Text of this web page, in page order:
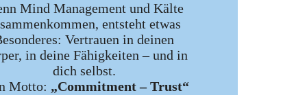
Mind Management und Kälte
entsteht etwas
Vertrauen in deinen
in deine Fähigkeiten – und in
dich selbst.
Motto: „Commitment – Trust“